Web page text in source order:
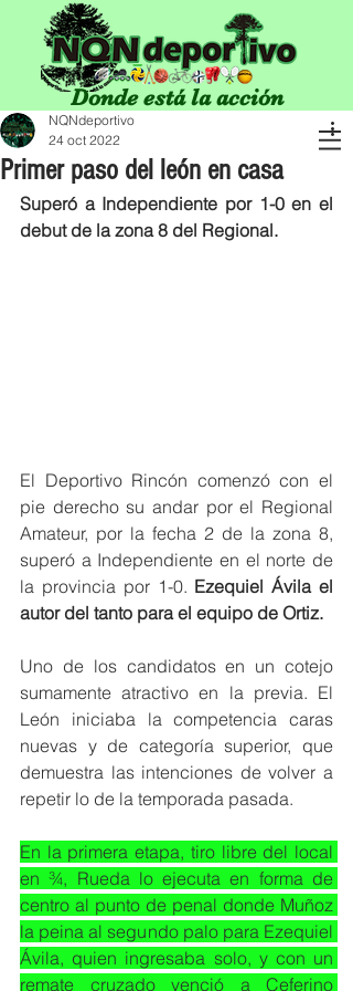
Donde está la acción
Primer paso del león en casa
NQNdeportivo
24 oct 2022
Superó a Independiente por 1-0 en el
debut de la zona 8 del Regional.
El Deportivo Rincón comenzó con el
pie derecho su andar por el Regional
Amateur, por la fecha 2 de la zona 8,
superó a Independiente en el norte de
la provincia por 1-0. Ezequiel Ávila el
autor del tanto para el equipo de Ortiz.
Uno de los candidatos en un cotejo
sumamente atractivo en la previa. El
León iniciaba la competencia caras
nuevas y de categoría superior, que
demuestra las intenciones de volver a
repetir lo de la temporada pasada.
En la primera etapa, tiro libre del local
en ¾, Rueda lo ejecuta en forma de
centro al punto de penal donde Muñoz
la peina al segundo palo para Ezequiel
Ávila, quien ingresaba solo, y con un
remate cruzado venció a Ceferino